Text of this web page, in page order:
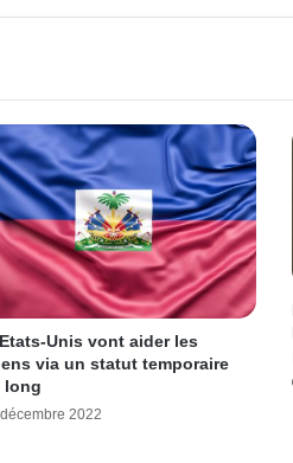
Unis vont aider les
via un statut temporaire
long
2022